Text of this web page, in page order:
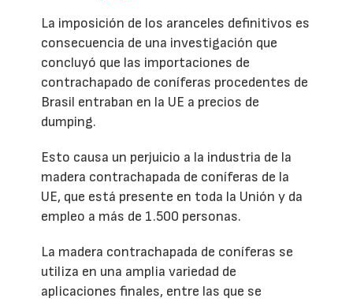
La imposición de los aranceles definitivos es
consecuencia de una investigación que
concluyó que las importaciones de
contrachapado de coníferas procedentes de
Brasil entraban en la UE a precios de
dumping.
Esto causa un perjuicio a la industria de la
madera contrachapada de coníferas de la
UE, que está presente en toda la Unión y da
empleo a más de 1.500 personas.
La madera contrachapada de coníferas se
utiliza en una amplia variedad de
aplicaciones finales, entre las que se